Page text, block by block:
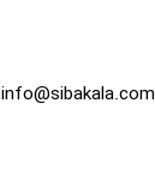
info@sibakala.com